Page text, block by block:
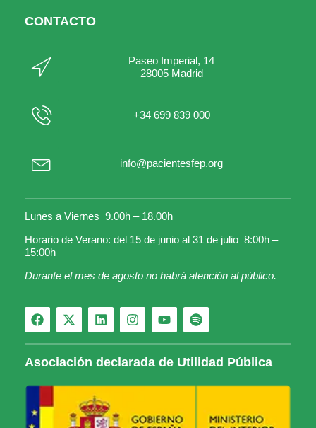
CONTACTO
Paseo Imperial, 14
28005 Madrid
+34 699 839 000
info@pacientesfep.org
Lunes a Viernes 9.00h – 18.00h
Horario de Verano: del 15 de junio al 31 de julio 8:00h –
15:00h
Durante el mes de agosto no habrá atención al público.
Asociación declarada de Utilidad Pública